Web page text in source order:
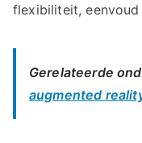
flexibiliteit,
Gerelateerde
augmented